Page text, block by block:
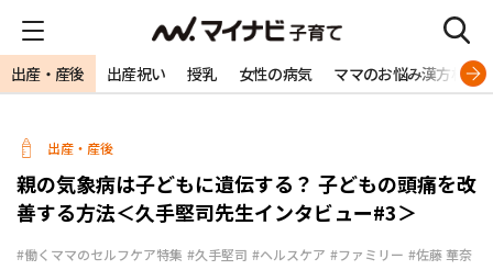
出産・産後 出産祝い 授乳 女性の病気 ママのお悩み漢方相談
出産・産後
親の気象病は子どもに遺伝する？ 子どもの頭痛を改
善する方法＜久手堅司先生インタビュー#3＞
#働くママのセルフケア特集 #久手堅司 #ヘルスケア #ファミリー #佐藤 華奈